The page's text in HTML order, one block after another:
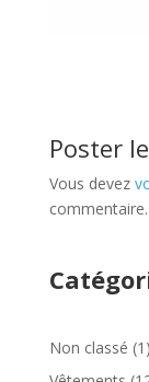
Poster
Vous devez
commentaire.
Non classé 1 1